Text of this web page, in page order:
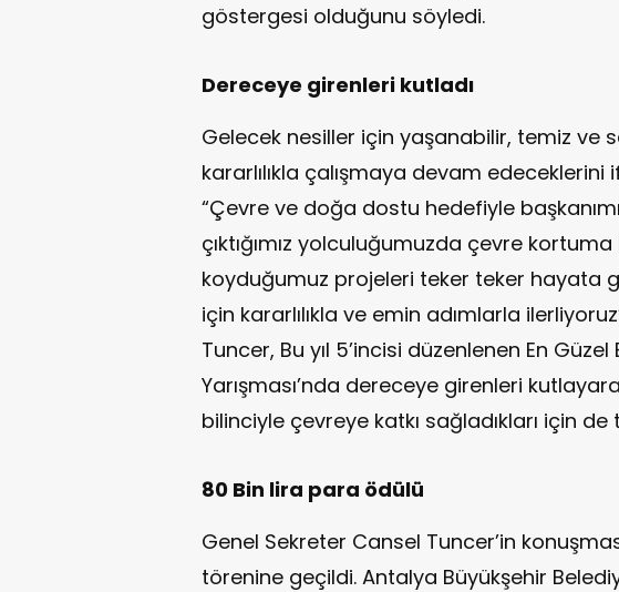
göstergesi olduğunu söyledi.
Dereceye girenleri kutladı
Gelecek nesiller için yaşanabilir, temiz ve
kararlılıkla çalışmaya devam edeceklerini
“Çevre ve doğa dostu hedefiyle
çıktığımız yolculuğumuzda çevre
koyduğumuz projeleri teker teker hayata
için kararlılıkla ve emin adımlarla
Tuncer, Bu yıl 5’incisi düzenlenen En
Yarışması’nda dereceye girenleri
bilinciyle çevreye katkı sağladıkları için de
80 Bin lira para ödülü
Genel Sekreter Cansel Tuncer’in
törenine geçildi. Antalya Büyükşehir